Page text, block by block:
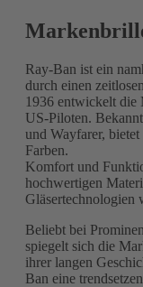
Ray-Ban ist ein
durch einen
1936 entwickelt die
US-Piloten.
und Wayfarer,
Farben.
Komfort und
hochwertigen
Gläsertechnologien
Beliebt bei
spiegelt sich die
ihrer langen
Ban eine